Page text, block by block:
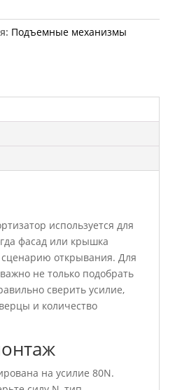
Подъемные механизмы
используется для
фасад или крышка
сценарию открывания. Для
не только подобрать
сверить усилие,
и количество
на усилие 80N.